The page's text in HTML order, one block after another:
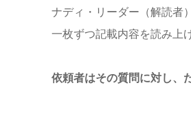
ナディ・リーダー（解読者
一枚ずつ記載内容を読み上
依頼者はその質問に対し、